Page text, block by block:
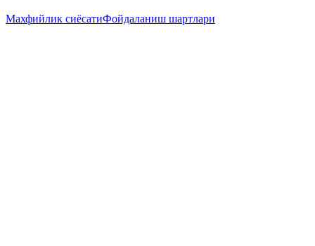
Махфийлик сиёсатиФойдаланиш шартлари